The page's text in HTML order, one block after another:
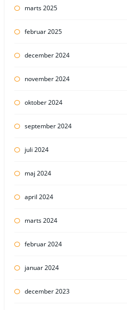
marts 2025
februar 2025
december 2024
november 2024
oktober 2024
september 2024
juli 2024
maj 2024
april 2024
marts 2024
februar 2024
januar 2024
december 2023